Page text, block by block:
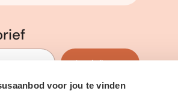
voor jou te vinden
Inschrijven